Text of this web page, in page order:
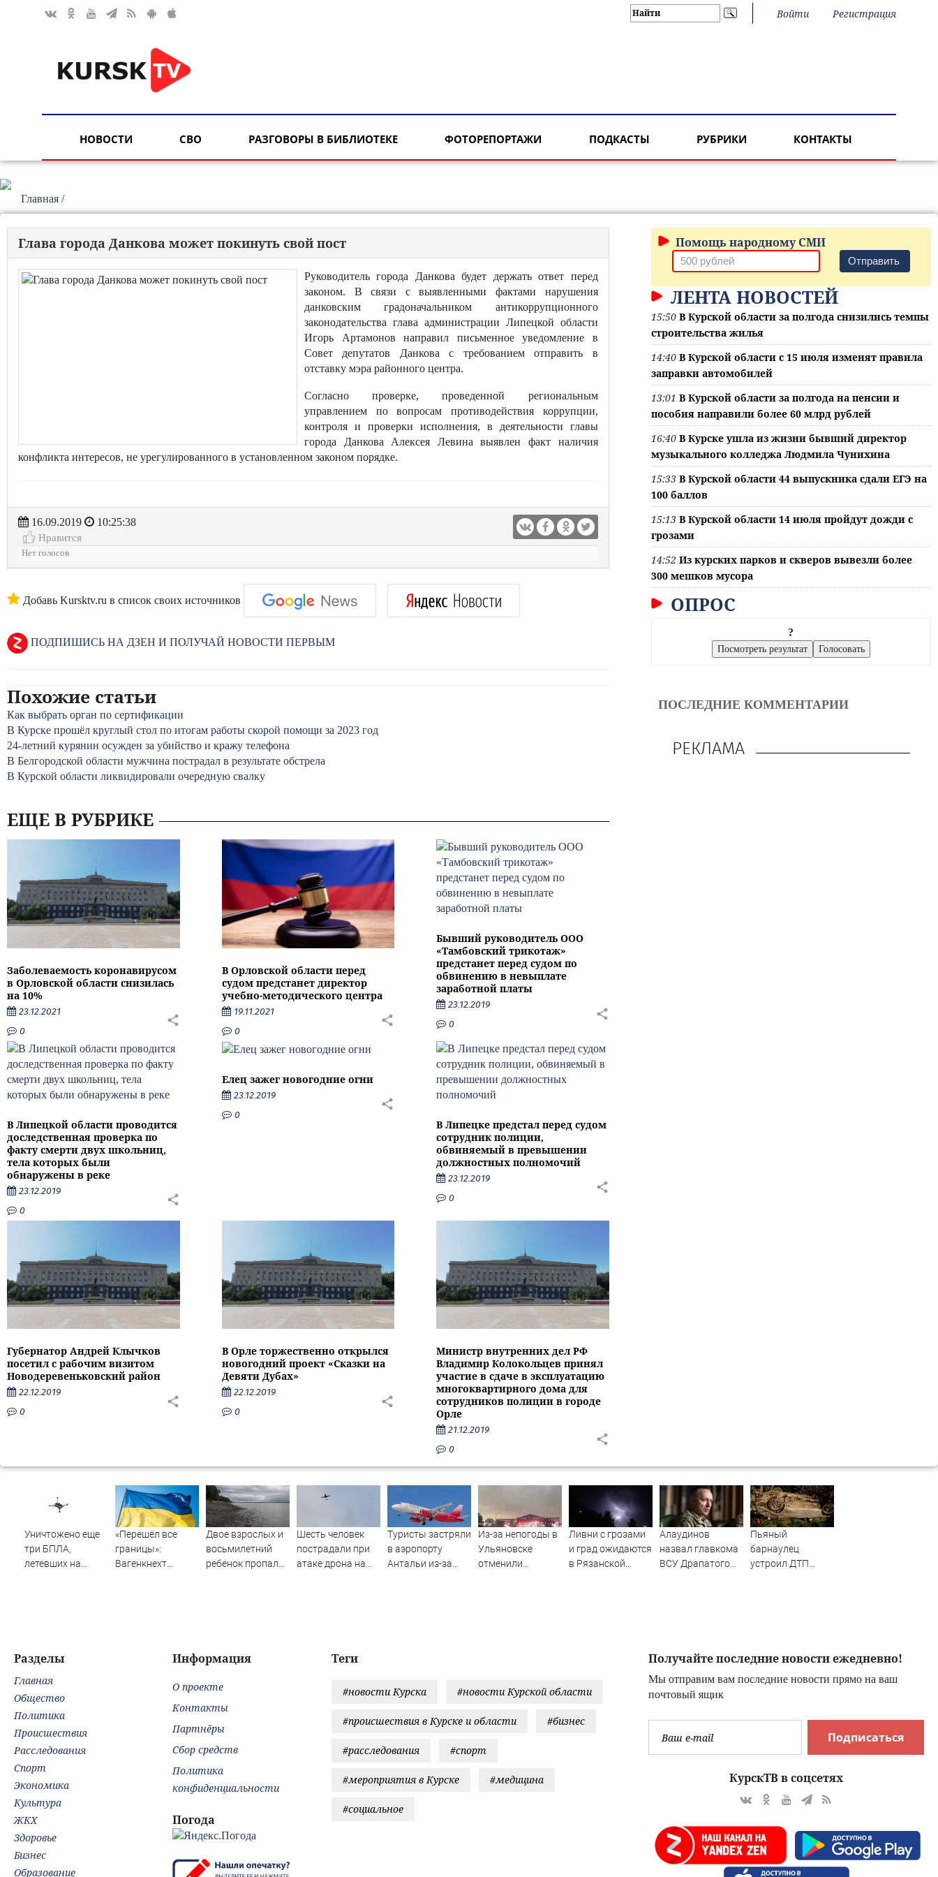
Войти Регистрация
НОВОСТИ СВО РАЗГОВОРЫ В БИБЛИОТЕКЕ ФОТОРЕПОРТАЖИ ПОДКАСТЫ РУБРИКИ КОНТАКТЫ
Главная /
Глава города Данкова может покинуть свой пост
Руководитель города Данкова будет держать ответ перед
законом. В связи с выявленными фактами нарушения
данковским градоначальником антикоррупционного
законодательства глава администрации Липецкой области
Игорь Артамонов направил письменное уведомление в
Совет депутатов Данкова с требованием отправить в
отставку мэра районного центра.
Согласно проверке, проведенной региональным
управлением по вопросам противодействия коррупции,
контроля и проверки исполнения, в деятельности главы
города Данкова Алексея Левина выявлен факт наличия
конфликта интересов, не урегулированного в установленном законом порядке.
16.09.2019
10:25:38
Нравится
Нет голосов
Добавь Kursktv.ru в список своих источников
ПОДПИШИСЬ НА ДЗЕН И ПОЛУЧАЙ НОВОСТИ ПЕРВЫМ
Похожие статьи
Как выбрать орган по сертификации
В Курске прошёл круглый стол по итогам работы скорой помощи за 2023 год
24-летний курянин осужден за убийство и кражу телефона
В Белгородской области мужчина пострадал в результате обстрела
В Курской области ликвидировали очередную свалку
ЕЩЕ В РУБРИКЕ
Заболеваемость коронавирусом
в Орловской области снизилась
на 10%
23.12.2021
0
В Орловской области перед
судом предстанет директор
учебно-методического центра
19.11.2021
0
Бывший руководитель ООО
«Тамбовский трикотаж»
предстанет перед судом по
обвинению в невыплате
заработной платы
23.12.2019
0
В Липецкой области проводится
доследственная проверка по
факту смерти двух школьниц,
тела которых были
обнаружены в реке
23.12.2019
0
Елец зажег новогодние огни
23.12.2019
0
В Липецке предстал перед судом
сотрудник полиции,
обвиняемый в превышении
должностных полномочий
23.12.2019
0
Губернатор Андрей Клычков
посетил с рабочим визитом
Новодеревеньковский район
22.12.2019
0
В Орле торжественно открылся
новогодний проект «Сказки на
Девяти Дубах»
22.12.2019
0
Министр внутренних дел РФ
Владимир Колокольцев принял
участие в сдаче в эксплуатацию
многоквартирного дома для
сотрудников полиции в городе
Орле
21.12.2019
0
Помощь народному СМИ
Отправить
ЛЕНТА НОВОСТЕЙ
15:50 В Курской области за полгода снизились темпы
строительства жилья
14:40 В Курской области с 15 июля изменят правила
заправки автомобилей
13:01 В Курской области за полгода на пенсии и
пособия направили более 60 млрд рублей
16:40 В Курске ушла из жизни бывший директор
музыкального колледжа Людмила Чунихина
15:33 В Курской области 44 выпускника сдали ЕГЭ на
100 баллов
15:13 В Курской области 14 июля пройдут дожди с
грозами
14:52 Из курских парков и скверов вывезли более
300 мешков мусора
ОПРОС
?
ПОСЛЕДНИЕ КОММЕНТАРИИ
РЕКЛАМА
Уничтожено еще
три БПЛА,
летевших на
«Перешёл все
границы»:
Вагенкнехт
Двое взрослых и
восьмилетний
ребенок пропали
Шесть человек
пострадали при
атаке дрона на
Туристы застряли
в аэропорту
Антальи из-за
Из-за непогоды в
Ульяновске
отменили
Ливни с грозами
и град ожидаются
в Рязанской
Алаудинов
назвал главкома
ВСУ Драпатого
Пьяный
барнаулец
устроил ДТП
Получайте последние новости ежедневно!
Мы отправим вам последние новости прямо на ваш
почтовый ящик
Подписаться
КурскТВ в соцсетях
Теги
#новости Курска #новости Курской области
#происшествия в Курске и области #бизнес
#расследования #спорт
#мероприятия в Курске #медицина
#социальное
Разделы
Главная
Общество
Политика
Происшествия
Расследования
Спорт
Экономика
Культура
ЖКХ
Здоровье
Бизнес
Образование
Информация
О проекте
Контакты
Партнёры
Сбор средств
Политика
конфиденциальности
Погода